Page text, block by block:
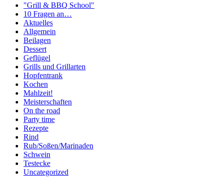
"Grill & BBQ School"
10 Fragen an…
Aktuelles
Allgemein
Beilagen
Dessert
Geflügel
Grills und Grillarten
Hopfentrank
Kochen
Mahlzeit!
Meisterschaften
On the road
Party time
Rezepte
Rind
Rub/Soßen/Marinaden
Schwein
Testecke
Uncategorized